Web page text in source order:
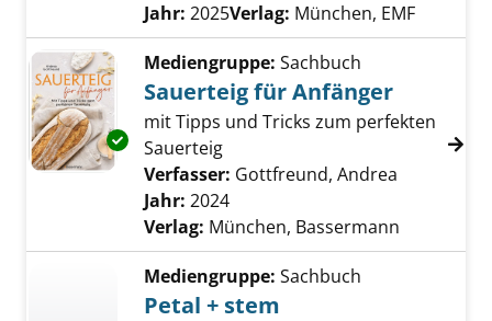
Jahr: 2025Verlag: München, EMF
Exemplar-Details von Sauerteig für Anfänger
Mediengruppe: Sachbuch
Sauerteig für Anfänger
mit Tipps und Tricks zum perfekten
Sauerteig
Verfasser: Gottfreund, Andrea
Jahr: 2024
Verlag: München, Bassermann
Mediengruppe: Sachbuch
Petal + stem